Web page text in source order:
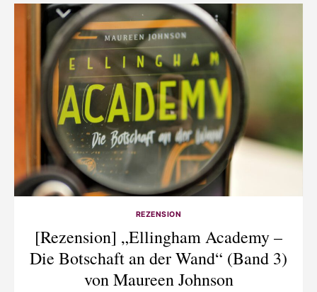
REZENSION
[Rezension] „Ellingham Academy –
Die Botschaft an der Wand“ (Band 3)
von Maureen Johnson